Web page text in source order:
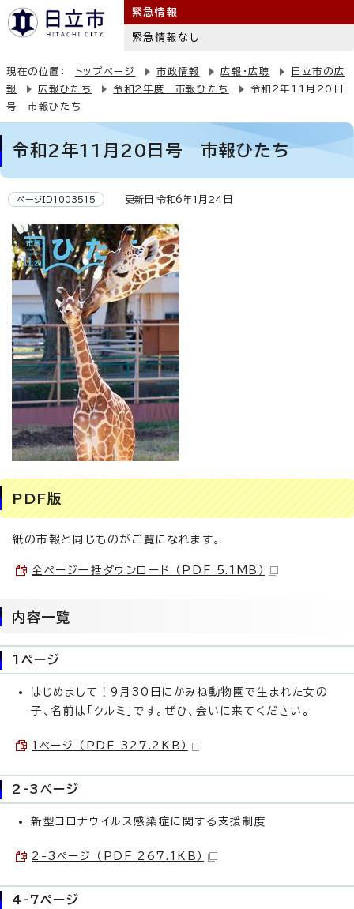
緊急情報
緊急情報なし
現在の位置： トップページ 市政情報 広報・広聴
日立市の広
報
広報ひたち 令和2年度 市報ひたち
令和2年11月20日
号 市報ひたち
令和2年11月20日号 市報ひたち
ページID1003515 更新日 令和6年1月24日
PDF版
紙の市報と同じものがご覧になれます。
全ページ一括ダウンロード （PDF 5.1MB）
内容一覧
1ページ
はじめまして！9月30日にかみね動物園で生まれた女の
子、名前は「クルミ」です。ぜひ、会いに来てください。
1ページ （PDF 327.2KB）
2-3ページ
新型コロナウイルス感染症に関する支援制度
2-3ページ （PDF 267.1KB）
4-7ページ